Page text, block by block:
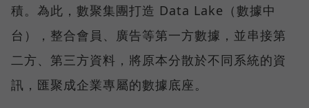
積。為此，數聚集團打造 Data Lake（數據中
台），整合會員、廣告等第一方數據，並串接第
二方、第三方資料，將原本分散於不同系統的資
訊，匯聚成企業專屬的數據底座。